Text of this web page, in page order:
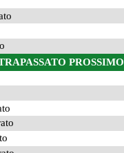
PROSSIMO